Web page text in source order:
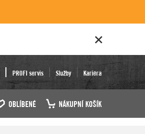
PROFI servis Služby Kariéra
OBLÍBENÉ NÁKUPNÍ KOŠÍK